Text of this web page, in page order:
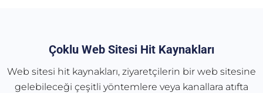
Çoklu Web Sitesi Hit Kaynakları
Web sitesi hit kaynakları, ziyaretçilerin bir web sitesine
gelebileceği çeşitli yöntemlere veya kanallara atıfta